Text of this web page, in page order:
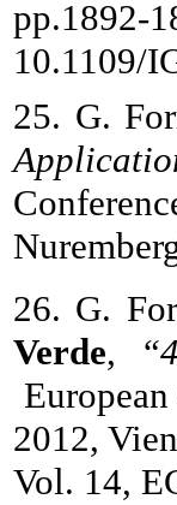
10.1109/
25. G.
26. G.
Verde,
2012,
Vol. 14,